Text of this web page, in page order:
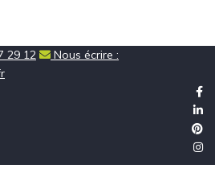
29 12
Nous écrire :